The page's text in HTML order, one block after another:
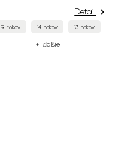
Detail
9 rokov 14 rokov 13 rokov
+ ďalšie